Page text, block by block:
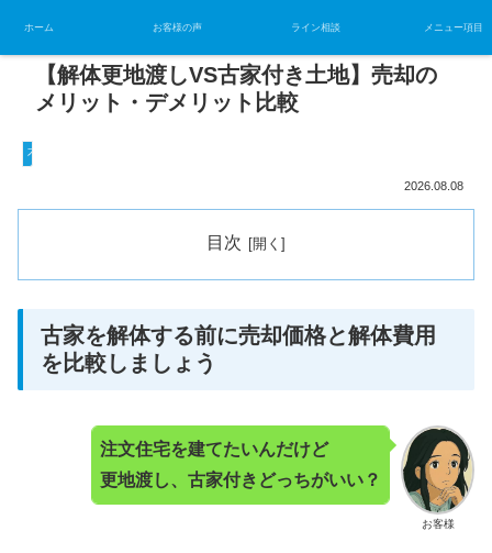
【解体更地渡しVS古家付き土地】売却の
メリット・デメリット比較
不動産売却の基礎
2026.08.08
目次
古家を解体する前に売却価格と解体費用
を比較しましょう
お客様
注文住宅を建てたいんだけど
更地渡し、古家付きどっちがいい？
ホーム お客様の声 ライン相談 メニュー項目